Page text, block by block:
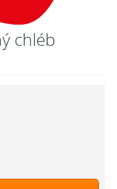
chléb